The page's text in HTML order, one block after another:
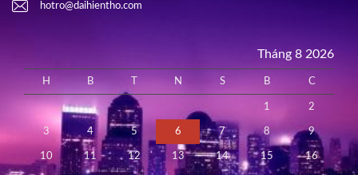
hotro@daihientho.com
Tháng 8 2026
H B N S B C
1 2
3 4 5 6 7 8 9
10 11 12 13 14 15 16